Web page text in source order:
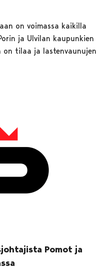
on voimassa kaikilla
ja Ulvilan kaupunkien
on tilaa ja lastenvaunujen
Pomot ja